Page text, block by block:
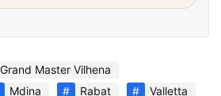
Grand Master Vilhena
Mdina Rabat
Valletta